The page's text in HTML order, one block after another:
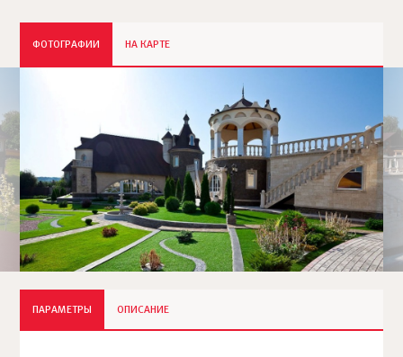
ФОТОГРАФИИ НА КАРТЕ
ПАРАМЕТРЫ ОПИСАНИЕ